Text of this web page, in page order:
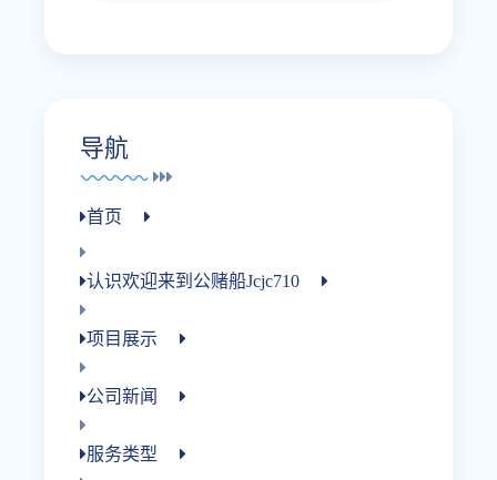
导航
首页
认识欢迎来到公赌船jcjc710
项目展示
公司新闻
服务类型